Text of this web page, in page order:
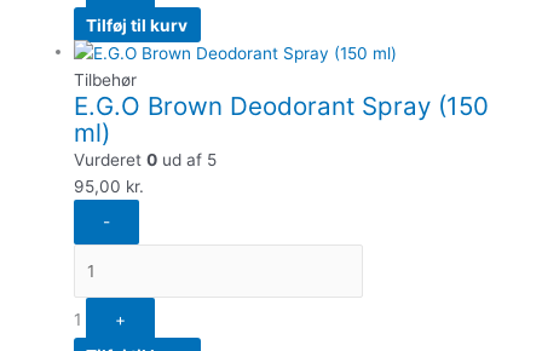
Tilføj til kurv
Tilbehør
E.G.O Brown Deodorant Spray (150
ml)
Vurderet0 ud af 5
95,00 kr.
-
1
+